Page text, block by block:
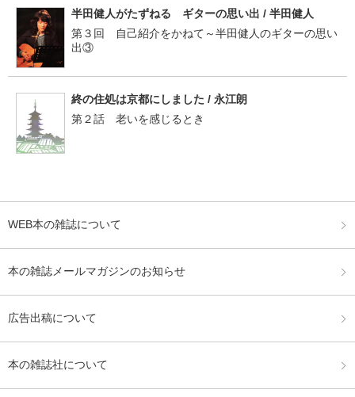
半田健人がたずねる ギターの思い出 / 半田健人
第３回 自己紹介をかねて～半田健人のギターの思い
出③
終の住処は京都にしました / 永江朗
第２話 老いを感じるとき
WEB本の雑誌について
本の雑誌メールマガジンのお知らせ
広告出稿について
本の雑誌社について